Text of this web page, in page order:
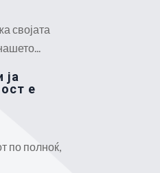
својата
ја
е
по полноќ,